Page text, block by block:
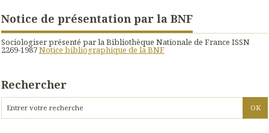
Notice de présentation par la BNF
Sociologiser présenté par la Bibliothèque Nationale de France ISSN
2269-1987Notice bibliographique de la BNF
Rechercher